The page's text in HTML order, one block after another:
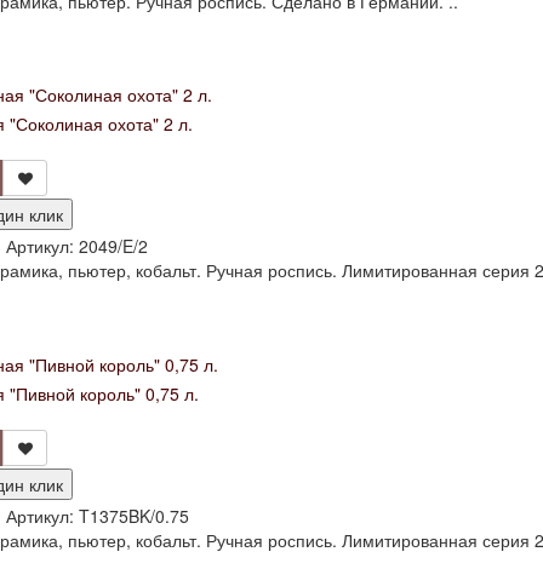
"Соколиная охота" 2 л.
клик
Артикул: 2049/E/2
пьютер, кобальт. Ручная роспись. Лимитированная серия
"Пивной король" 0,75 л.
клик
Артикул: T1375BK/0.75
пьютер, кобальт. Ручная роспись. Лимитированная серия